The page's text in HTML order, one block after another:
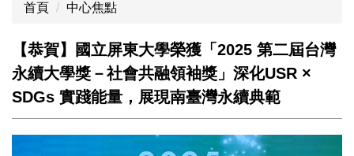
首頁 中心焦點
【恭賀】國立屏東大學榮獲「2025 第二屆台灣
永續大學獎－社會共融領袖獎」深化USR ×
SDGs 實踐能量，展現南臺灣永續典範